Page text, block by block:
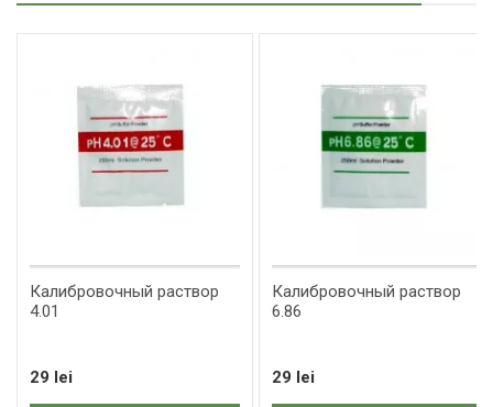
Калибровочный раствор
4.01
29 lei
Калибровочный раствор
6.86
29 lei